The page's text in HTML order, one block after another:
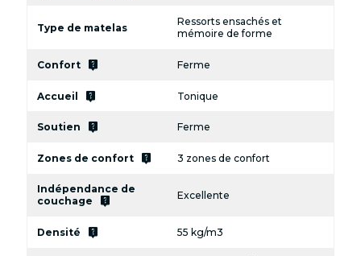
Type de matelas
Ressorts ensachés et
mémoire de forme
Confort live_help Ferme
Accueil live_help Tonique
Soutien live_help Ferme
Zones de confort live_help 3 zones de confort
Indépendance de
couchage
live_help Excellente
Densité live_help 55 kg/m3